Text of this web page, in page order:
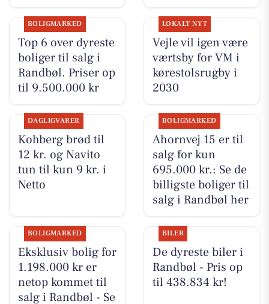
BOLIGMARKED
Top 6 over dyreste
boliger til salg i
Randbøl. Priser op
til 9.500.000 kr
LOKALT NYT
Vejle vil igen være
værtsby for VM i
kørestolsrugby i
2030
DAGLIGVARER
Kohberg brød til
12 kr. og Navito
tun til kun 9 kr. i
Netto
BOLIGMARKED
Ahornvej 15 er til
salg for kun
695.000 kr.: Se de
billigste boliger til
salg i Randbøl her
BOLIGMARKED
Eksklusiv bolig for
1.198.000 kr er
netop kommet til
salg i Randbøl - Se
BILER
De dyreste biler i
Randbøl - Pris op
til 438.834 kr!